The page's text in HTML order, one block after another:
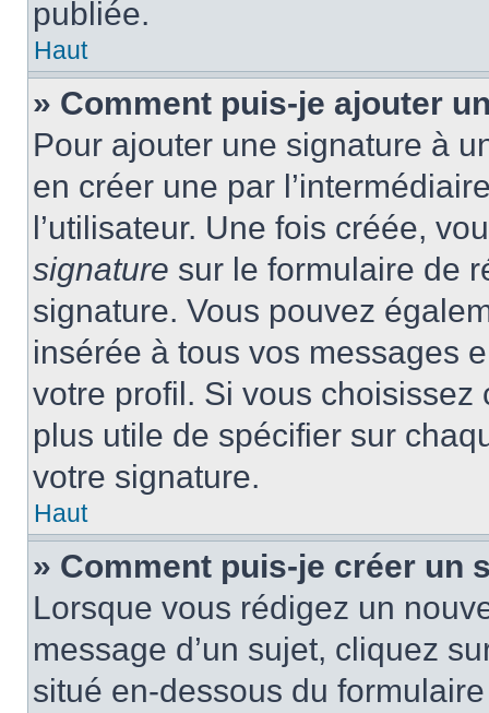
publiée.
Haut
» Comment puis-je ajouter
Pour ajouter une signature à
en créer une par
l’utilisateur. Une fois créée,
signature sur le formulaire de
signature. Vous pouvez
insérée à tous vos messages
votre profil. Si vous
plus utile de spécifier sur
votre signature.
Haut
» Comment puis-je créer un
Lorsque vous rédigez un
message d’un sujet, cliquez
situé en-dessous du